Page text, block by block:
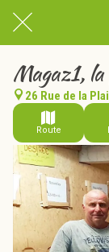
Magaz1,
26 Rue de la
Route